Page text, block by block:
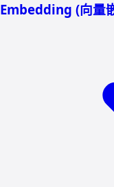
Embedding (向量